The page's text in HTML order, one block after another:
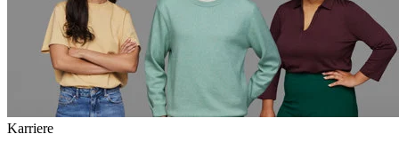
Karriere